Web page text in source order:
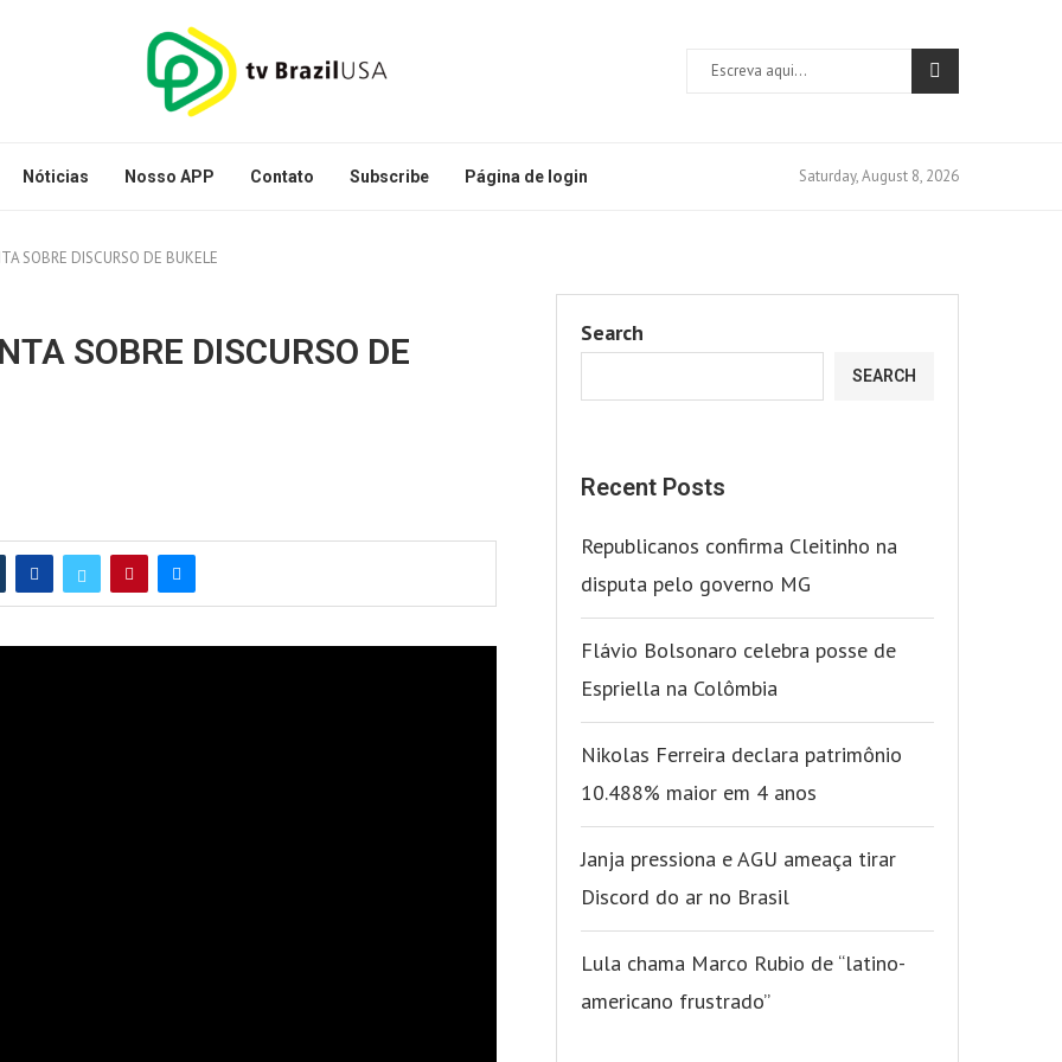
Nóticias Nosso APP Contato Subscribe Página de login Saturday, August 8, 2026
SOBRE DISCURSO DE BUKELE
SOBRE DISCURSO DE
Search
SEARCH
Recent Posts
Republicanos confirma Cleitinho na
disputa pelo governo MG
Flávio Bolsonaro celebra posse de
Espriella na Colômbia
Nikolas Ferreira declara patrimônio
10.488% maior em 4 anos
Janja pressiona e AGU ameaça tirar
Discord do ar no Brasil
Lula chama Marco Rubio de “latino-
americano frustrado”